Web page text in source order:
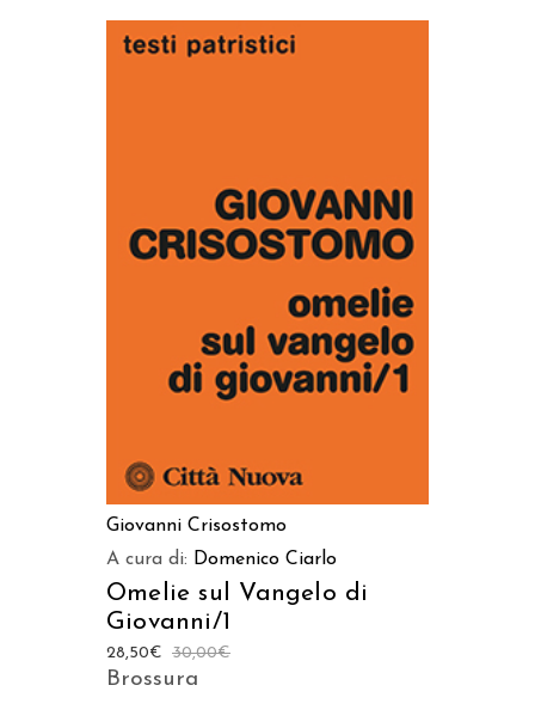
AGGIUNGI AL CARRELLO
Giovanni Crisostomo
A cura di: Domenico Ciarlo
Omelie sul Vangelo di
Giovanni/1
30,00€
28,50€
Brossura